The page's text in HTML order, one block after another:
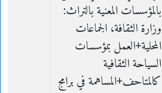
بالمؤسسات المعنية بالتراث:
وزارة الثقافة، الجماعات
المحلية+العمل بمؤسسات
السياحة الثقافية
كالمتاحف+المساهمة في برامج